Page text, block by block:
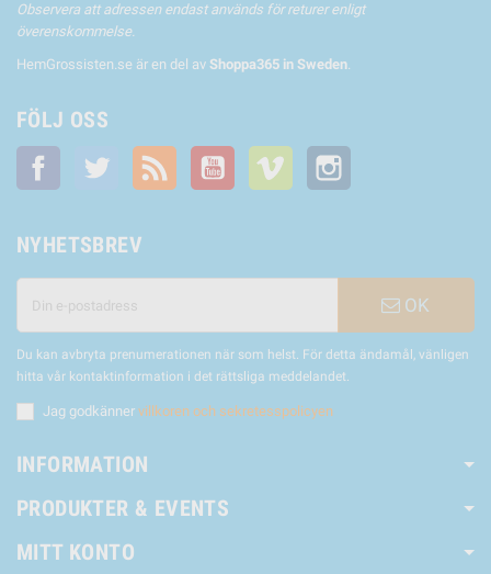
Observera att adressen endast används för returer enligt
överenskommelse.
HemGrossisten.se är en del av Shoppa365 in Sweden.
FÖLJ OSS
Facebook Twitter RSS YouTube Vimeo
NYHETSBREV
OK
Du kan avbryta prenumerationen när som helst. För detta ändamål, vänligen
hitta vår kontaktinformation i det rättsliga meddelandet.
Jag godkänner villkoren och sekretesspolicyen
INFORMATION
PRODUKTER & EVENTS
MITT KONTO